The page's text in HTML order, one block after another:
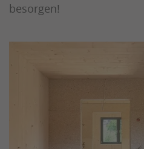
besorgen!